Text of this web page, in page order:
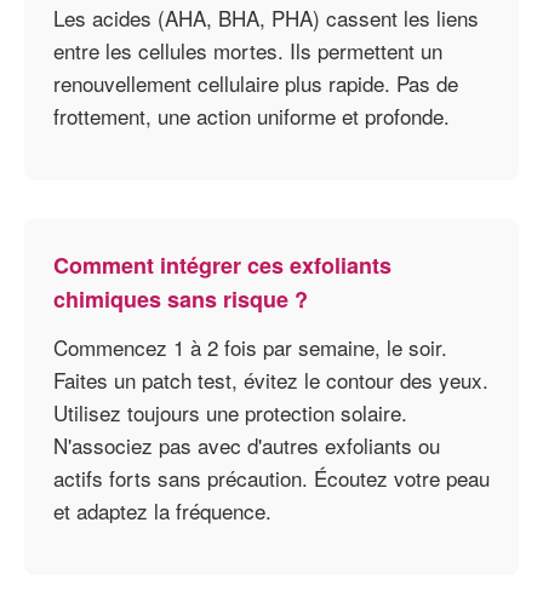
Les acides (AHA, BHA, PHA) cassent les liens
entre les cellules mortes. Ils permettent un
renouvellement cellulaire plus rapide. Pas de
frottement, une action uniforme et profonde.
Comment intégrer ces exfoliants
chimiques sans risque ?
Commencez 1 à 2 fois par semaine, le soir.
Faites un patch test, évitez le contour des yeux.
Utilisez toujours une protection solaire.
N'associez pas avec d'autres exfoliants ou
actifs forts sans précaution. Écoutez votre peau
et adaptez la fréquence.